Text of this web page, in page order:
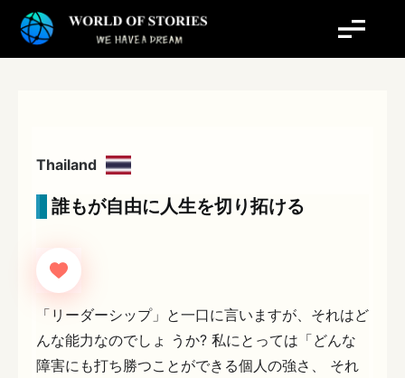
Thailand
誰もが自由に人生を切り拓ける
「リーダーシップ」と一口に言いますが、それはど
んな能力なのでしょ うか? 私にとっては「どんな
障害にも打ち勝つことができる個人の強さ、 それ